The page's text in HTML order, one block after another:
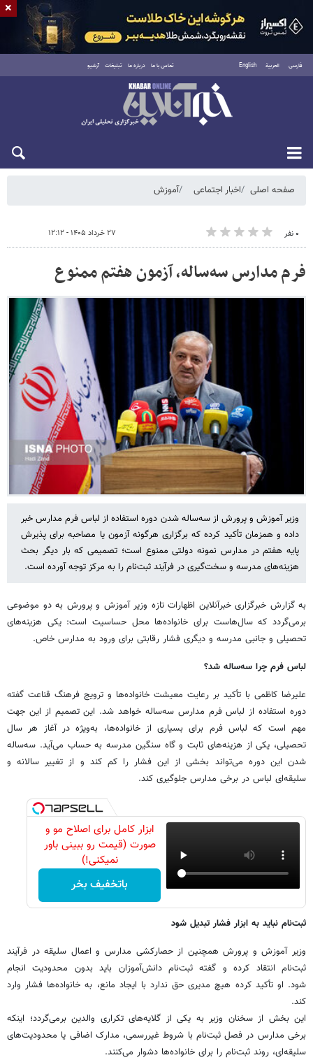
فارسی العربية English تماس با ما درباره ما تبلیغات آرشیو
شنبه ۱۷ مرداد ۱۴۰۵
صفحه اصلی اخبار اجتماعی آموزش
۰ نفر ۲۷ خرداد ۱۴۰۵ - ۱۲:۱۲
فرم مدارس سه‌ساله، آزمون هفتم ممنوع
وزیر آموزش و پرورش از سه‌ساله شدن دوره استفاده از لباس فرم مدارس خبر
داده و همزمان تأکید کرده که برگزاری هرگونه آزمون یا مصاحبه برای پذیرش
پایه هفتم در مدارس نمونه دولتی ممنوع است؛ تصمیمی که بار دیگر بحث
هزینه‌های مدرسه و سخت‌گیری در فرآیند ثبت‌نام را به مرکز توجه آورده است.
به گزارش خبرگزاری خبرآنلاین اظهارات تازه وزیر آموزش و پرورش به دو موضوعی
برمی‌گردد که سال‌هاست برای خانواده‌ها محل حساسیت است: یکی هزینه‌های
تحصیلی و جانبی مدرسه و دیگری فشار رقابتی برای ورود به مدارس خاص.
لباس فرم چرا سه‌ساله شد؟
علیرضا کاظمی با تأکید بر رعایت معیشت خانواده‌ها و ترویج فرهنگ قناعت گفته
دوره استفاده از لباس فرم مدارس سه‌ساله خواهد شد. این تصمیم از این جهت
مهم است که لباس فرم برای بسیاری از خانواده‌ها، به‌ویژه در آغاز هر سال
تحصیلی، یکی از هزینه‌های ثابت و گاه سنگین مدرسه به حساب می‌آید. سه‌ساله
شدن این دوره می‌تواند بخشی از این فشار را کم کند و از تغییر سالانه و
سلیقه‌ای لباس در برخی مدارس جلوگیری کند.
ابزار کامل برای اصلاح مو و
صورت (قیمت رو ببینی باور
نمیکنی!)
باتخفیف بخر
ثبت‌نام نباید به ابزار فشار تبدیل شود
وزیر آموزش و پرورش همچنین از حصارکشی مدارس و اعمال سلیقه در فرآیند
ثبت‌نام انتقاد کرده و گفته ثبت‌نام دانش‌آموزان باید بدون محدودیت انجام
شود. او تأکید کرده هیچ مدیری حق ندارد با ایجاد مانع، به خانواده‌ها فشار وارد
کند.
این بخش از سخنان وزیر به یکی از گلایه‌های تکراری والدین برمی‌گردد؛ اینکه
برخی مدارس در فصل ثبت‌نام با شروط غیررسمی، مدارک اضافی یا محدودیت‌های
سلیقه‌ای، روند ثبت‌نام را برای خانواده‌ها دشوار می‌کنند.
×